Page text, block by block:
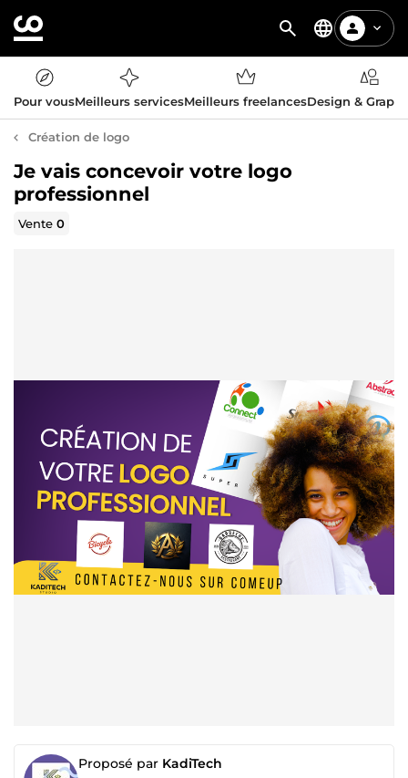
Pour vousMeilleurs servicesMeilleurs freelancesDesign &
Création de logo
Je vais concevoir votre logo
professionnel
Vente0
Proposé par KadiTech